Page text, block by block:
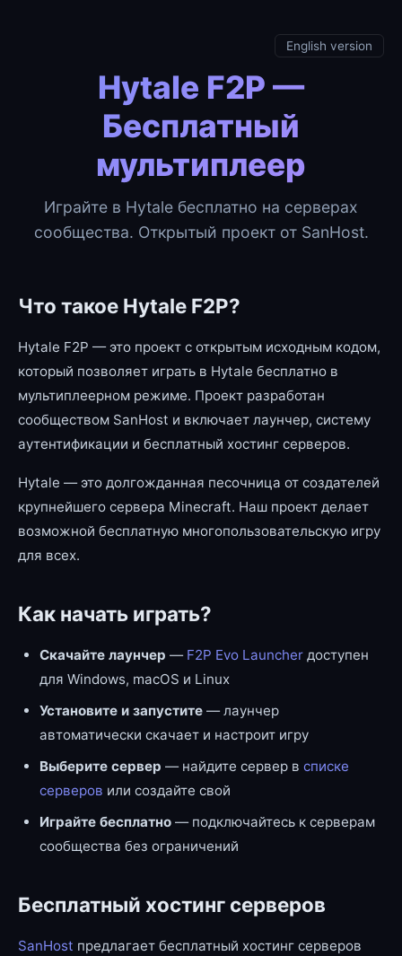
English version
Hytale F2P —
Бесплатный
мультиплеер
Играйте в Hytale бесплатно на серверах
сообщества. Открытый проект от SanHost.
Что такое Hytale F2P?
Hytale F2P — это проект с открытым исходным кодом,
который позволяет играть в Hytale бесплатно в
мультиплеерном режиме. Проект разработан
сообществом SanHost и включает лаунчер, систему
аутентификации и бесплатный хостинг серверов.
Hytale — это долгожданная песочница от создателей
крупнейшего сервера Minecraft. Наш проект делает
возможной бесплатную многопользовательскую игру
для всех.
Как начать играть?
Скачайте лаунчер — F2P Evo Launcher доступен
для Windows, macOS и Linux
Установите и запустите — лаунчер
автоматически скачает и настроит игру
Выберите сервер — найдите сервер в списке
серверов или создайте свой
Играйте бесплатно — подключайтесь к серверам
сообщества без ограничений
Бесплатный хостинг серверов
SanHost предлагает бесплатный хостинг серверов